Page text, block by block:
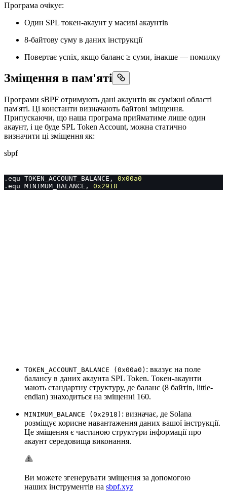
Програма очікує:
Один SPL токен-акаунт у масиві акаунтів
8-байтову суму в даних інструкції
Повертає успіх, якщо баланс ≥ суми, інакше — помилку
Зміщення в пам'яті
Програми sBPF отримують дані акаунтів як суміжні області
пам'яті. Ці константи визначають байтові зміщення.
Припускаючи, що наша програма прийматиме лише один
акаунт, і це буде SPL Token Account, можна статично
визначити ці зміщення як:
sbpf
.equ TOKEN_ACCOUNT_BALANCE, 0x00a0
.equ MINIMUM_BALANCE, 0x2918
TOKEN_ACCOUNT_BALANCE (0x00a0) : вказує на поле
балансу в даних акаунта SPL Token. Токен-акаунти
мають стандартну структуру, де баланс (8 байтів, little-
endian) знаходиться на зміщенні 160.
MINIMUM_BALANCE (0x2918) : визначає, де Solana
розміщує корисне навантаження даних вашої інструкції.
Це зміщення є частиною структури інформації про
акаунт середовища виконання.
Ви можете згенерувати зміщення за допомогою
наших інструментів на sbpf.xyz